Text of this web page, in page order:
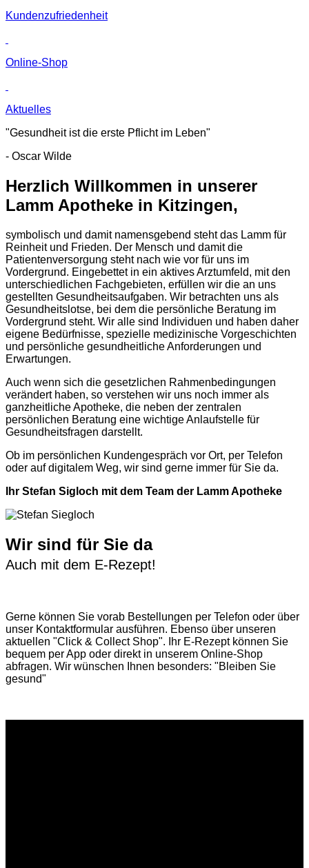
Kunden­zufriedenheit
Online-Shop
Aktuelles
"Gesundheit ist die erste Pflicht im Leben"
- Oscar Wilde
Herzlich Willkommen in unserer
Lamm Apotheke in Kitzingen,
symbolisch und damit namensgebend steht das Lamm für
Reinheit und Frieden. Der Mensch und damit die
Patientenversorgung steht nach wie vor für uns im
Vordergrund. Eingebettet in ein aktives Arztumfeld, mit den
unterschiedlichen Fachgebieten, erfüllen wir die an uns
gestellten Gesundheitsaufgaben. Wir betrachten uns als
Gesundheitslotse, bei dem die persönliche Beratung im
Vordergrund steht. Wir alle sind Individuen und haben daher
eigene Bedürfnisse, spezielle medizinische Vorgeschichten
und persönliche gesundheitliche Anforderungen und
Erwartungen.
Auch wenn sich die gesetzlichen Rahmenbedingungen
verändert haben, so verstehen wir uns noch immer als
ganzheitliche Apotheke, die neben der zentralen
persönlichen Beratung eine wichtige Anlaufstelle für
Gesundheitsfragen darstellt.
Ob im persönlichen Kundengespräch vor Ort, per Telefon
oder auf digitalem Weg, wir sind gerne immer für Sie da.
Ihr Stefan Sigloch mit dem Team der Lamm Apotheke
Wir sind für Sie da
Auch mit dem E-Rezept!
Gerne können Sie vorab Bestellungen per Telefon oder über
unser Kontaktformular ausführen. Ebenso über unseren
aktuellen "Click & Collect Shop". Ihr E-Rezept können Sie
bequem per App oder direkt in unserem Online-Shop
abfragen. Wir wünschen Ihnen besonders: "Bleiben Sie
gesund"